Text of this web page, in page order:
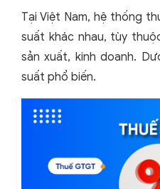
Tại Việt Nam, hệ thống
suất khác nhau, tùy
sản xuất, kinh doanh.
suất phổ biến.